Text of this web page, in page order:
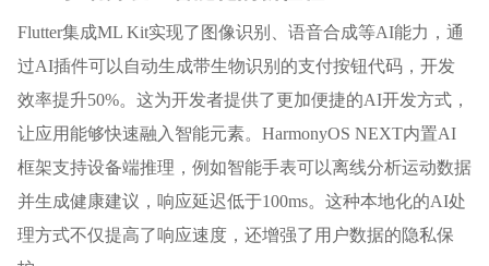
Flutter集成ML Kit实现了图像识别、语音合成等AI能力，通
过AI插件可以自动生成带生物识别的支付按钮代码，开发
效率提升50%。这为开发者提供了更加便捷的AI开发方式，
让应用能够快速融入智能元素。HarmonyOS NEXT内置AI
框架支持设备端推理，例如智能手表可以离线分析运动数据
并生成健康建议，响应延迟低于100ms。这种本地化的AI处
理方式不仅提高了响应速度，还增强了用户数据的隐私保